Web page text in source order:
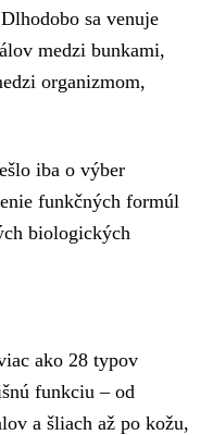
sa venuje
medzi bunkami,
organizmom,
iba o výber
funkčných formúl
biologických
ako 28 typov
funkciu – od
a šliach až po kožu,